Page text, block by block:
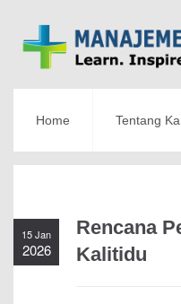
Home Tentang
15 Jan
2026
Rencana
Kalitidu